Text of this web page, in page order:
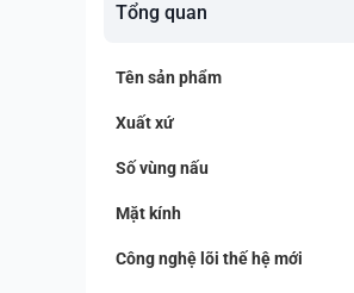
Tổng quan
Tên sản phẩm
Xuất xứ
Số vùng nấu
Mặt kính
Công nghệ lõi thế hệ mới